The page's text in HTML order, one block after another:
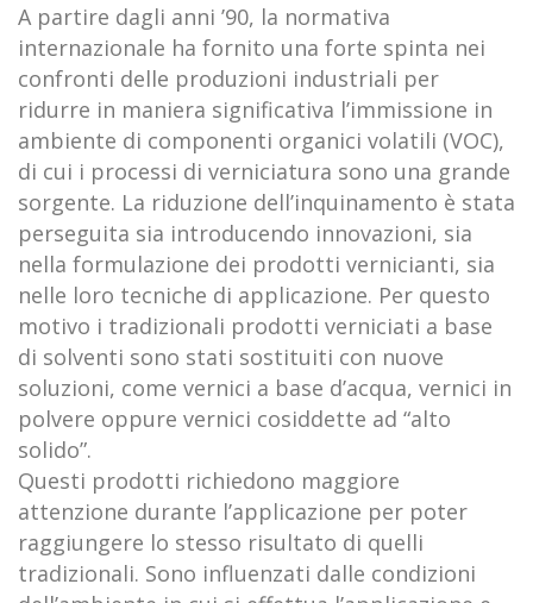
A partire dagli anni ’90, la normativa
internazionale ha fornito una forte spinta nei
confronti delle produzioni industriali per
ridurre in maniera significativa l’immissione in
ambiente di componenti organici volatili (VOC),
di cui i processi di verniciatura sono una grande
sorgente. La riduzione dell’inquinamento è stata
perseguita sia introducendo innovazioni, sia
nella formulazione dei prodotti vernicianti, sia
nelle loro tecniche di applicazione. Per questo
motivo i tradizionali prodotti verniciati a base
di solventi sono stati sostituiti con nuove
soluzioni, come vernici a base d’acqua, vernici in
polvere oppure vernici cosiddette ad “alto
solido”.
Questi prodotti richiedono maggiore
attenzione durante l’applicazione per poter
raggiungere lo stesso risultato di quelli
tradizionali. Sono influenzati dalle condizioni